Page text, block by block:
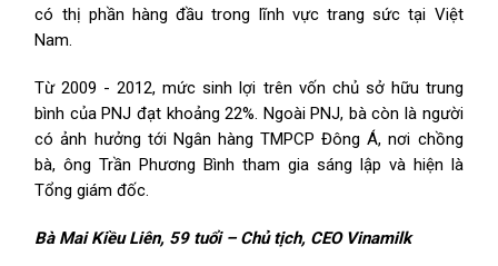
có thị phần hàng đầu trong lĩnh vực trang sức tại Việt
Nam.
Từ 2009 - 2012, mức sinh lợi trên vốn chủ sở hữu trung
bình của PNJ đạt khoảng 22%. Ngoài PNJ, bà còn là người
có ảnh hưởng tới Ngân hàng TMPCP Đông Á, nơi chồng
bà, ông Trần Phương Bình tham gia sáng lập và hiện là
Tổng giám đốc.
Bà Mai Kiều Liên, 59 tuổi – Chủ tịch, CEO Vinamilk